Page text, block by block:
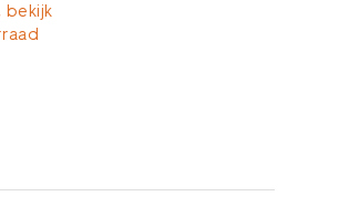
bekijk